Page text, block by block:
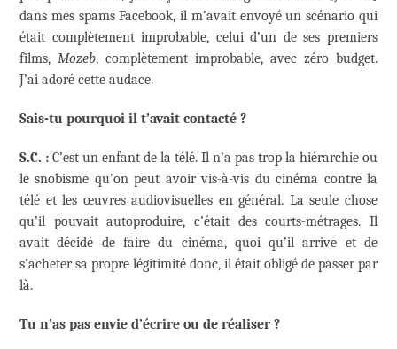
dans mes spams Facebook, il m’avait envoyé un scénario qui
était complètement improbable, celui d’un de ses premiers
films, Mozeb, complètement improbable, avec zéro budget.
J’ai adoré cette audace.
Sais-tu pourquoi il t’avait contacté ?
S.C. : C’est un enfant de la télé. Il n’a pas trop la hiérarchie ou
le snobisme qu’on peut avoir vis-à-vis du cinéma contre la
télé et les œuvres audiovisuelles en général. La seule chose
qu’il pouvait autoproduire, c’était des courts-métrages. Il
avait décidé de faire du cinéma, quoi qu’il arrive et de
s’acheter sa propre légitimité donc, il était obligé de passer par
là.
Tu n’as pas envie d’écrire ou de réaliser ?